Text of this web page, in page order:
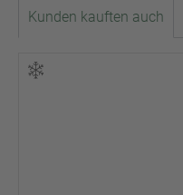
Kunden kauften auch